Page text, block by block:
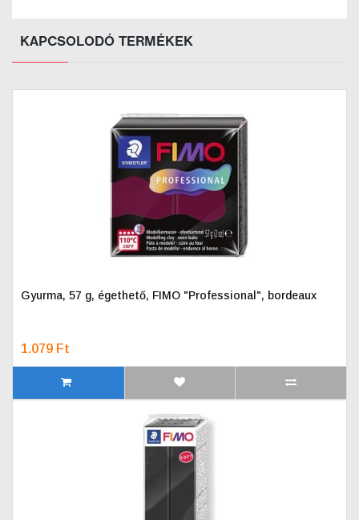
KAPCSOLODÓ TERMÉKEK
Gyurma, 57 g, égethető, FIMO "Professional", bordeaux
1.079 Ft